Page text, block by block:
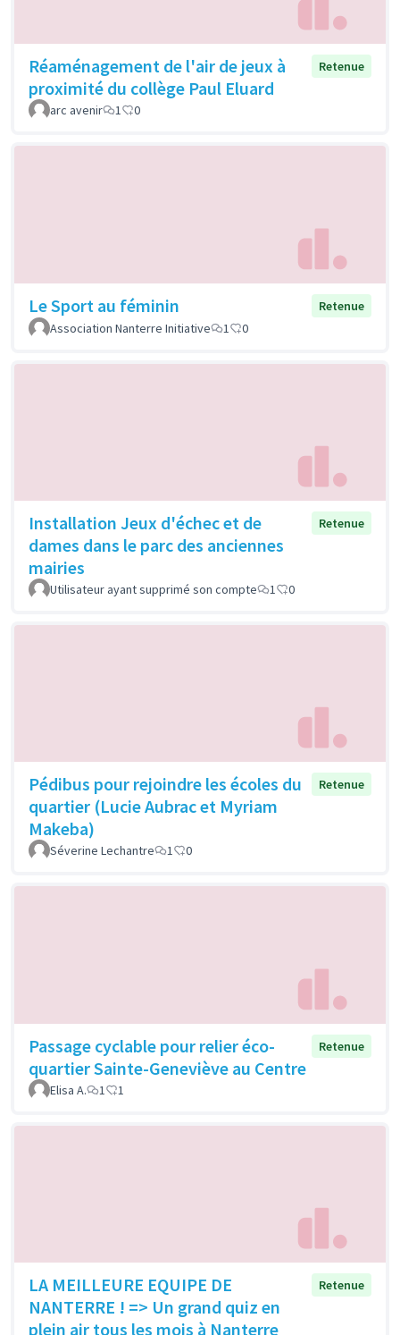
Réaménagement de l'air de jeux à
proximité du collège Paul Eluard
Retenue
arc avenir 1 0
Le Sport au féminin
Retenue
Association Nanterre Initiative
1 0
Installation Jeux d'échec et de
dames dans le parc des anciennes
mairies
Retenue
Utilisateur ayant supprimé son compte 1 0
Pédibus pour rejoindre les écoles du
quartier (Lucie Aubrac et Myriam
Makeba)
Retenue
Séverine Lechantre 1 0
Passage cyclable pour relier éco-
quartier Sainte-Geneviève au Centre
Retenue
Elisa A. 1 1
LA MEILLEURE EQUIPE DE
NANTERRE ! => Un grand quiz en
plein air tous les mois à Nanterre
Retenue